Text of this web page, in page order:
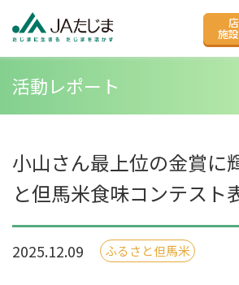
施
活動レポート
小山さん最上位の金賞
と但馬米食味コンテスト
2025.12.09 ふるさと但馬米